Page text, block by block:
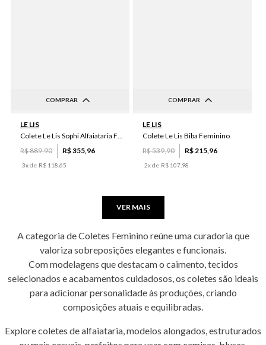
COMPRAR
44
46 48 50
LE LIS
Colete Le Lis Sophi Alfaiataria Feminino
R$889,90 R$355,96
3x de R$ 118 65
COMPRAR
LE LIS
Colete Le Lis Biba Feminino
R$539,90 R$215,96
2x de R$ 107 98
VER MAIS
A categoria de Coletes Feminino reúne uma curadoria que
valoriza sobreposições elegantes e funcionais.
Com modelagens que destacam o caimento, tecidos
selecionados e acabamentos cuidadosos, os coletes são ideais
para adicionar personalidade às produções, criando
composições atuais e equilibradas.
Explore coletes de alfaiataria, modelos alongados, estruturados